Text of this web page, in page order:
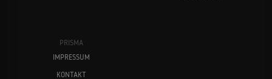
PRISMA
IMPRESSUM
KONTAKT